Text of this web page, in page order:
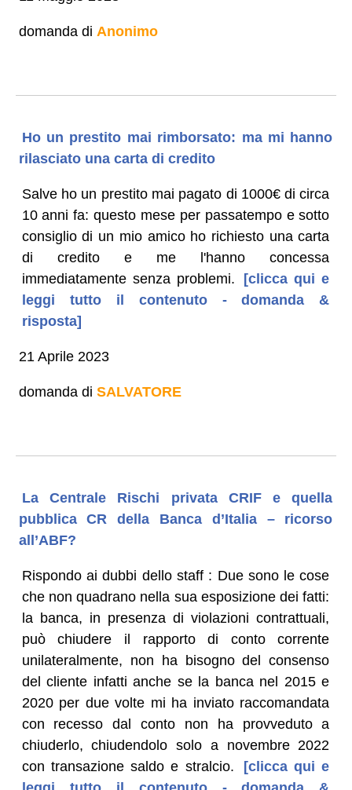
domanda di Anonimo
Ho un prestito mai rimborsato: ma mi hanno
rilasciato una carta di credito
Salve ho un prestito mai pagato di 1000€ di circa
10 anni fa: questo mese per passatempo e sotto
consiglio di un mio amico ho richiesto una carta
di credito e me l'hanno concessa
immediatamente senza problemi.
[clicca qui e
leggi tutto il contenuto - domanda &
risposta]
21 Aprile 2023
domanda di SALVATORE
La Centrale Rischi privata CRIF e quella
pubblica CR della Banca d’Italia – ricorso
all’ABF?
Rispondo ai dubbi dello staff : Due sono le cose
che non quadrano nella sua esposizione dei fatti:
la banca, in presenza di violazioni contrattuali,
può chiudere il rapporto di conto corrente
unilateralmente, non ha bisogno del consenso
del cliente infatti anche se la banca nel 2015 e
2020 per due volte mi ha inviato raccomandata
con recesso dal conto non ha provveduto a
chiuderlo, chiudendolo solo a novembre 2022
con transazione saldo e stralcio.
[clicca qui e